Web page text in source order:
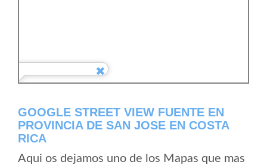
GOOGLE STREET VIEW FUENTE EN
PROVINCIA DE SAN JOSE EN COSTA
RICA
Aqui os dejamos uno de los Mapas que mas